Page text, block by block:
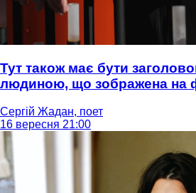
Тут також має бути
людиною, що зображена на
Сергій Жадан, поет
16 вересня 21:00